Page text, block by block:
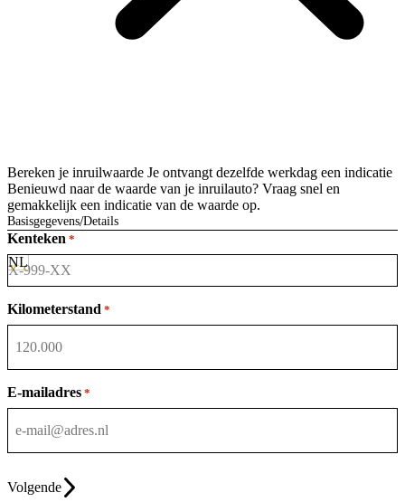
Bereken je inruilwaarde Je ontvangt dezelfde werkdag een indicatie
Benieuwd naar de waarde van je inruilauto? Vraag snel en
gemakkelijk een indicatie van de waarde op.
Basisgegevens Details
Kenteken *
Kilometerstand *
E-mailadres *
Volgende